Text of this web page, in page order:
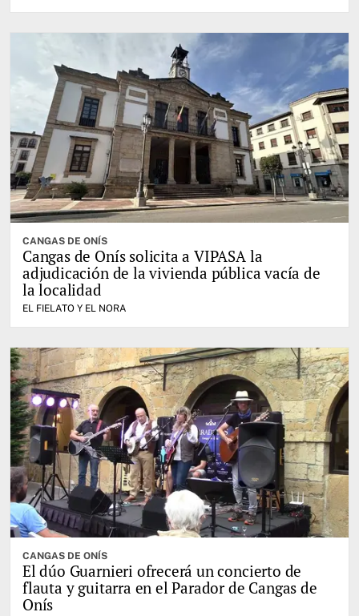
CANGAS DE ONÍS
Cangas de Onís solicita a VIPASA la
adjudicación de la vivienda pública vacía de
la localidad
EL FIELATO Y EL NORA
CANGAS DE ONÍS
El dúo Guarnieri ofrecerá un concierto de
flauta y guitarra en el Parador de Cangas de
Onís